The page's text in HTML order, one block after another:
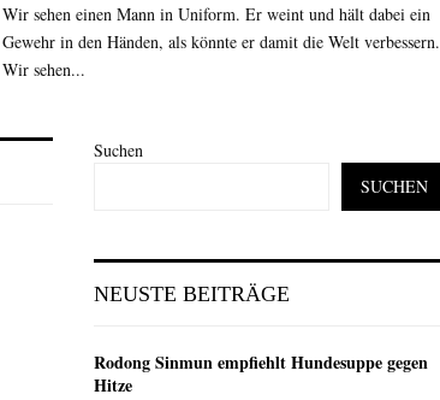
Wir sehen einen Mann in Uniform. Er weint und hält dabei ein
Gewehr in den Händen, als könnte er damit die Welt verbessern.
Wir sehen...
Suchen
SUCHEN
NEUSTE BEITRÄGE
Rodong Sinmun empfiehlt Hundesuppe gegen
Hitze